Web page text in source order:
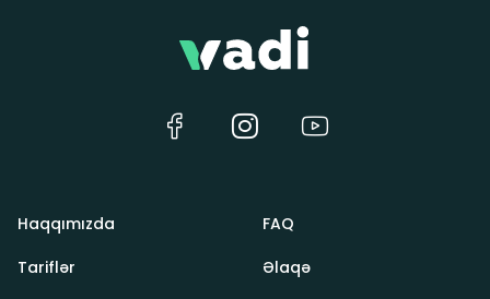
Haqqımızda
Tariflər
FAQ
Əlaqə